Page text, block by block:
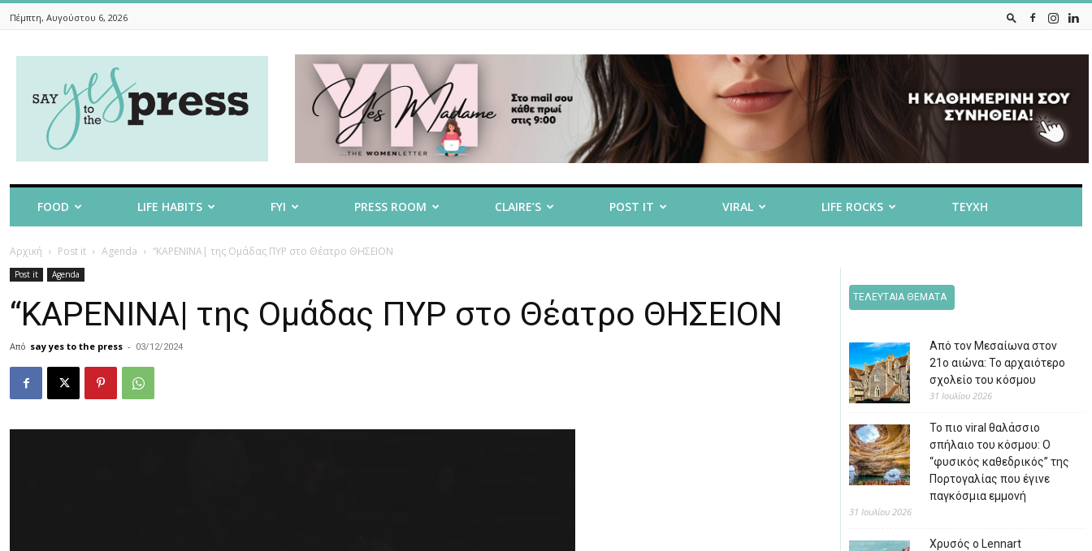
Πέμπτη, Αυγούστου 6, 2026
To
The
FOOD LIFE HABITS FYI PRESS ROOM CLAIRE’S POST IT VIRAL LIFE ROCKS ΤΕΥΧΗ
Αρχική Post it Agenda “ΚΑΡΕΝΙΝΑ| της Ομάδας ΠΥΡ στο Θέατρο ΘΗΣΕΙΟΝ
Post it Agenda
“ΚΑΡΕΝΙΝΑ| της Ομάδας ΠΥΡ στο Θέατρο ΘΗΣΕΙΟΝ
Από say yes to the press - 03/12/2024
ΤΕΛΕΥΤΑΙΑ ΘΕΜΑΤΑ
Από τον Μεσαίωνα στον
21ο αιώνα: Το αρχαιότερο
σχολείο του κόσμου
31 Ιουλίου 2026
Το πιο viral θαλάσσιο
σπήλαιο του κόσμου: Ο
“φυσικός καθεδρικός” της
Πορτογαλίας που έγινε
παγκόσμια εμμονή
31 Ιουλίου 2026
Χρυσός ο Lennart